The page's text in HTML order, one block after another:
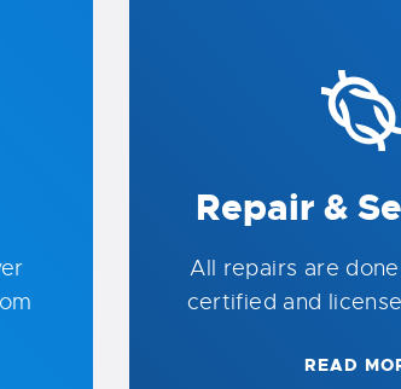
Repair &
All repairs are
certified and
READ